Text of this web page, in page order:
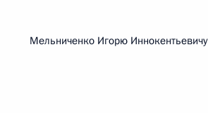
Мельниченко Игорю Иннокентьевичу